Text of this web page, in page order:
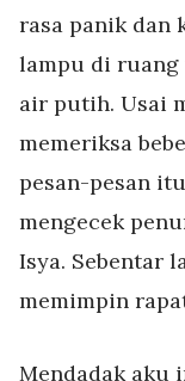
rasa panik dan
lampu di ruang
air putih. Usai
memeriksa
pesan-pesan
mengecek
Isya. Sebentar
memimpin
Mendadak aku